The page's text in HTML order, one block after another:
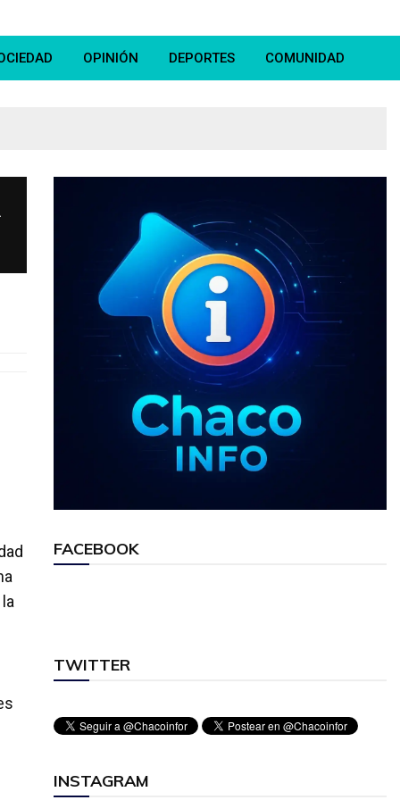
OPINIÓN DEPORTES COMUNIDAD
FACEBOOK
TWITTER
INSTAGRAM